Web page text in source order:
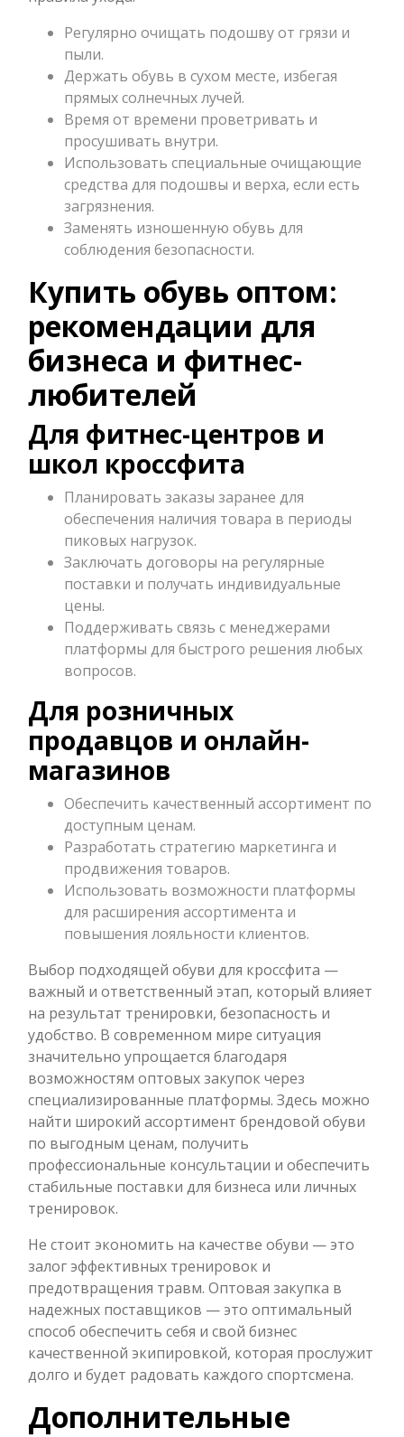
Регулярно очищать подошву от грязи и
пыли.
Держать обувь в сухом месте, избегая
прямых солнечных лучей.
Время от времени проветривать и
просушивать внутри.
Использовать специальные очищающие
средства для подошвы и верха, если есть
загрязнения.
Заменять изношенную обувь для
соблюдения безопасности.
Купить обувь оптом:
рекомендации для
бизнеса и фитнес-
любителей
Для фитнес-центров и
школ кроссфита
Планировать заказы заранее для
обеспечения наличия товара в периоды
пиковых нагрузок.
Заключать договоры на регулярные
поставки и получать индивидуальные
цены.
Поддерживать связь с менеджерами
платформы для быстрого решения любых
вопросов.
Для розничных
продавцов и онлайн-
магазинов
Обеспечить качественный ассортимент по
доступным ценам.
Разработать стратегию маркетинга и
продвижения товаров.
Использовать возможности платформы
для расширения ассортимента и
повышения лояльности клиентов.
Выбор подходящей обуви для кроссфита —
важный и ответственный этап, который влияет
на результат тренировки, безопасность и
удобство. В современном мире ситуация
значительно упрощается благодаря
возможностям оптовых закупок через
специализированные платформы. Здесь можно
найти широкий ассортимент брендовой обуви
по выгодным ценам, получить
профессиональные консультации и обеспечить
стабильные поставки для бизнеса или личных
тренировок.
Не стоит экономить на качестве обуви — это
залог эффективных тренировок и
предотвращения травм. Оптовая закупка в
надежных поставщиков — это оптимальный
способ обеспечить себя и свой бизнес
качественной экипировкой, которая прослужит
долго и будет радовать каждого спортсмена.
Дополнительные